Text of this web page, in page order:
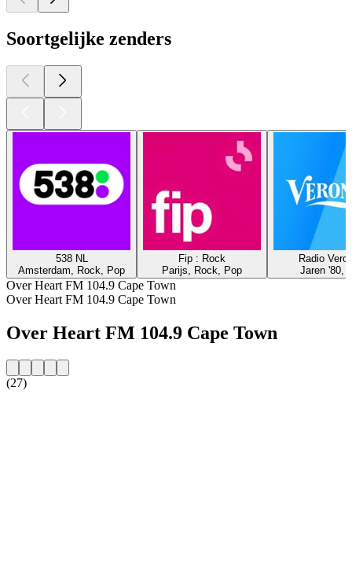
Soortgelijke zenders
538 NL
Amsterdam, Rock, Pop
Fip : Rock
Parijs, Rock, Pop
Radio
Jaren '80,
Over Heart FM 104.9 Cape Town
Over Heart FM 104.9 Cape Town
Over Heart FM 104.9 Cape Town
(27)